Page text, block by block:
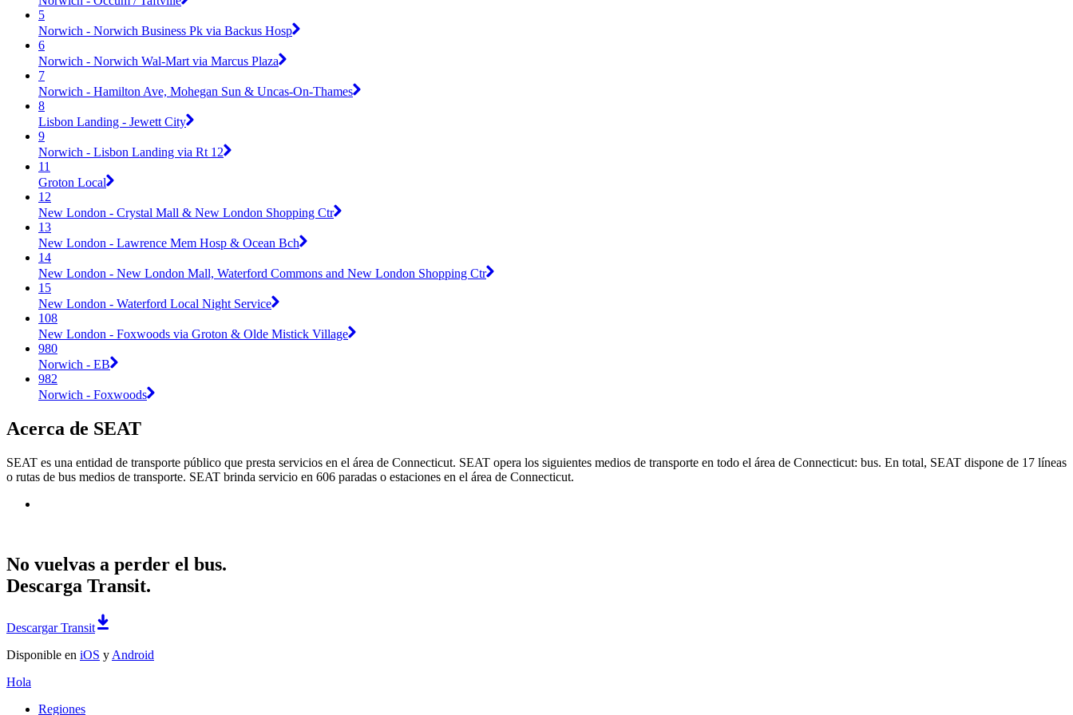
5
Norwich - Norwich Business Pk via Backus Hosp
6
Norwich - Norwich Wal-Mart via Marcus Plaza
7
Norwich - Hamilton Ave, Mohegan Sun & Uncas-On-Thames
8
Lisbon Landing - Jewett City
9
Norwich - Lisbon Landing via Rt 12
11
Groton Local
12
New London - Crystal Mall & New London Shopping Ctr
13
New London - Lawrence Mem Hosp & Ocean Bch
14
New London - New London Mall, Waterford Commons and New London Shopping Ctr
15
New London - Waterford Local Night Service
108
New London - Foxwoods via Groton & Olde Mistick Village
980
Norwich - EB
982
Norwich - Foxwoods
Acerca de SEAT
SEAT es una entidad de transporte público que presta servicios en el área de Connecticut. SEAT opera los siguientes medios de transporte en todo el área de Connecticut: bus. En total, SEAT dispone de 17 líneas
o rutas de bus medios de transporte. SEAT brinda servicio en 606 paradas o estaciones en el área de Connecticut.
No vuelvas a perder el bus.
Descarga Transit.
Descargar Transit
Disponible en iOS y Android
Hola
Regiones